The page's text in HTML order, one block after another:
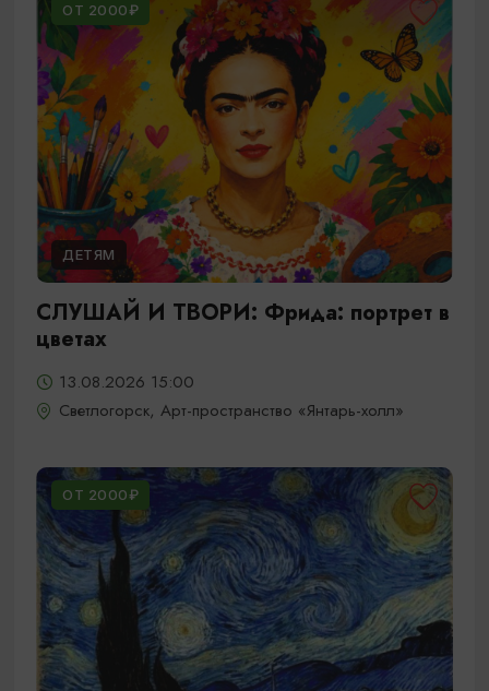
ОТ 2000₽
ДЕТЯМ
СЛУШАЙ И ТВОРИ: Фрида: портрет в
цветах
13.08.2026 15:00
Светлогорск, Арт-пространство «Янтарь-холл»
ОТ 2000₽